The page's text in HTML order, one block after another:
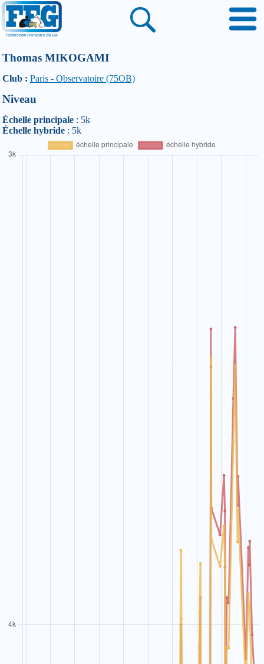
Thomas MIKOGAMI
Club : Paris - Observatoire (75OB)
Niveau
Échelle principale : 5k
Échelle hybride : 5k